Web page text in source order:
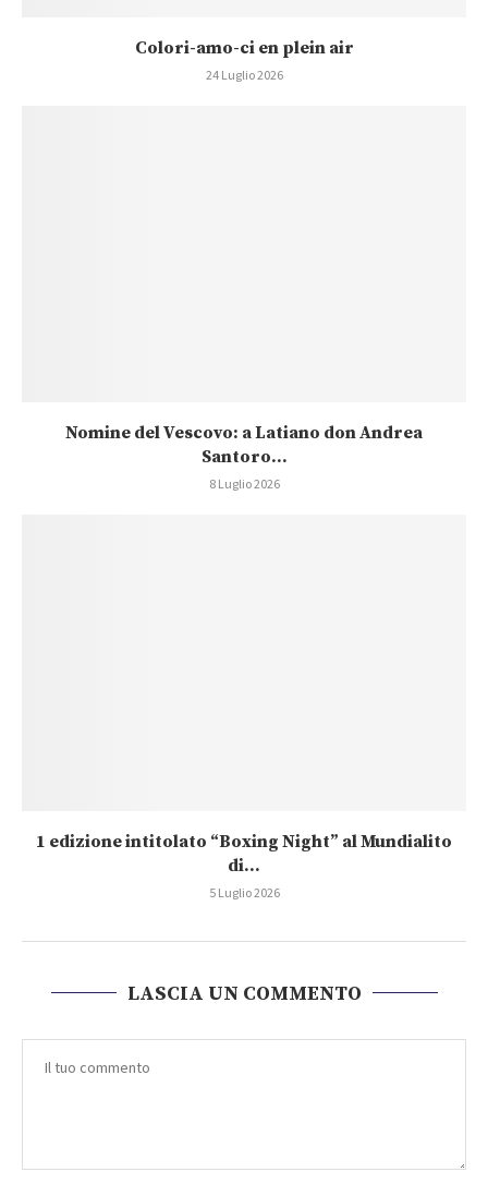
Colori-amo-ci en plein air
24 Luglio 2026
Nomine del Vescovo: a Latiano don Andrea
Santoro...
8 Luglio 2026
1 edizione intitolato “Boxing Night” al Mundialito
di...
5 Luglio 2026
LASCIA UN COMMENTO